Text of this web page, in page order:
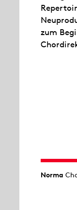
zum
Norma